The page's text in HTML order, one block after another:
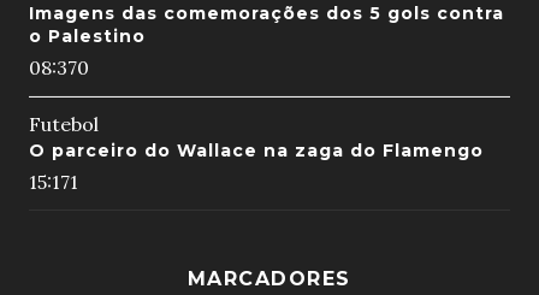
Imagens das comemorações dos 5 gols contra
o Palestino
08:370
Futebol
O parceiro do Wallace na zaga do Flamengo
15:171
MARCADORES